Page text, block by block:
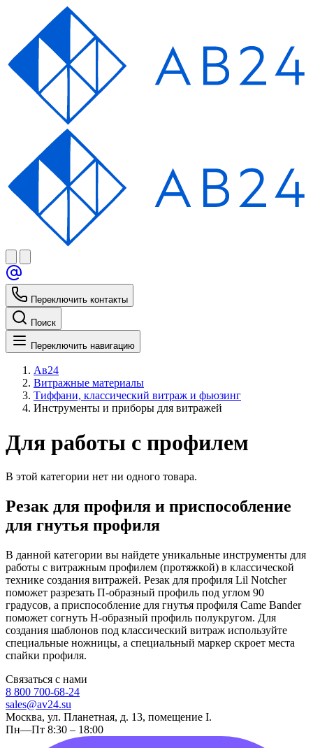
Переключить контакты
Поиск
Переключить навигацию
Ав24
Витражные материалы
Тиффани, классический витраж и фьюзинг
Инструменты и приборы для витражей
Для работы с профилем
В этой категории нет ни одного товара.
Резак для профиля и приспособление
для гнутья профиля
В данной категории вы найдете уникальные инструменты для
работы с витражным профилем (протяжкой) в классической
технике создания витражей. Резак для профиля Lil Notcher
поможет разрезать П-образный профиль под углом 90
градусов, а приспособление для гнутья профиля Came Bander
поможет согнуть Н-образный профиль полукругом. Для
создания шаблонов под классический витраж используйте
специальные ножницы, а специальный маркер скроет места
спайки профиля.
Связаться с нами
8 800 700-68-24
sales@av24.su
Москва, ул. Планетная, д. 13, помещение I.
Пн—Пт 8:30 – 18:00